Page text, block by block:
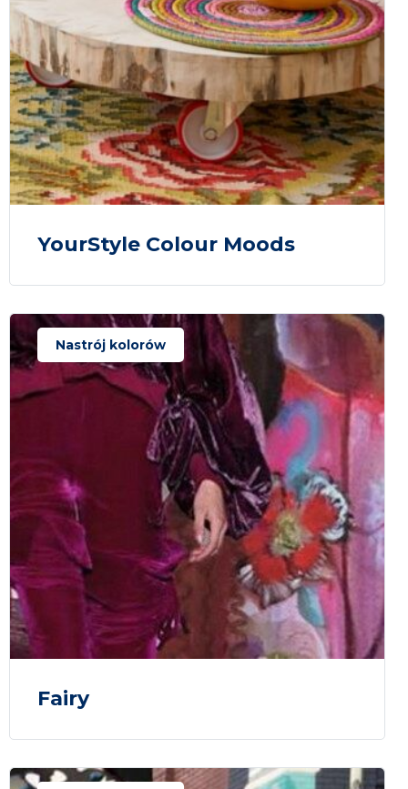
YourStyle Colour Moods
Nastrój kolorów
Fairy